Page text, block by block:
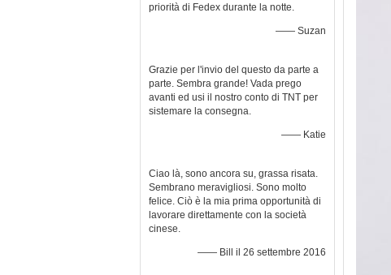
priorità di Fedex durante la notte.
—— Suzan
Grazie per l'invio del questo da parte a
parte. Sembra grande! Vada prego
avanti ed usi il nostro conto di TNT per
sistemare la consegna.
—— Katie
Ciao là, sono ancora su, grassa risata.
Sembrano meravigliosi. Sono molto
felice. Ciò è la mia prima opportunità di
lavorare direttamente con la società
cinese.
—— Bill il 26 settembre 2016